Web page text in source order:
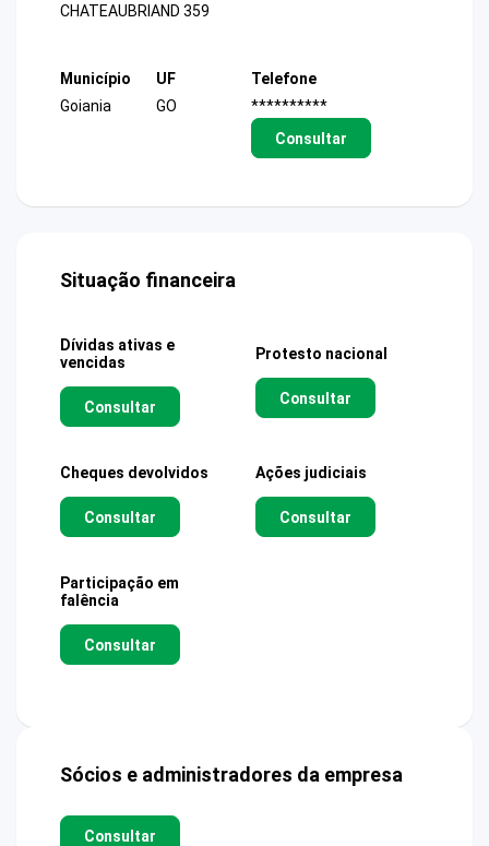
CHATEAUBRIAND 359
Município
Goiania
UF
GO
Telefone
**********
Consultar
Situação financeira
Dívidas ativas e
vencidas
Consultar
Protesto nacional
Consultar
Cheques devolvidos
Consultar
Ações judiciais
Consultar
Participação em
falência
Consultar
Sócios e administradores da empresa
Consultar